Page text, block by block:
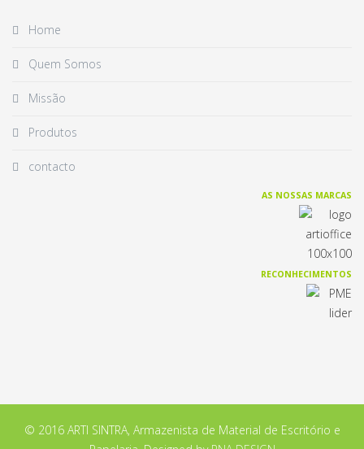
Home
Quem Somos
Missão
Produtos
contacto
AS NOSSAS MARCAS
RECONHECIMENTOS
© 2016 ARTI SINTRA, Armazenista de Material de Escritório e